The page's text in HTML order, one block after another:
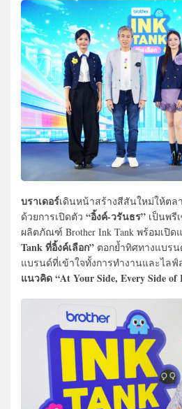
บราเดอร์เดินหน้าสร้างสีสันใหม่ให้ตล
ด้วยการเปิดตัว “อิ้งค์-วรันธร” เป็นพรี
ผลิตภัณฑ์ Brother Ink Tank พร้อมเปิด
Tank ที่อิ้งค์เลือก” ตอกย้ำทิศทางแบร
แบรนด์ที่เข้าใจทั้งการทำงานและไล
แนวคิด “At Your Side, Every Side of